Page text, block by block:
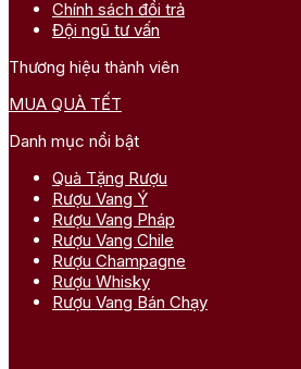
Chính sách đổi trả
Đội ngũ tư vấn
Thương hiệu thành viên
MUA QUÀ TẾT
Danh mục nổi bật
Quà Tặng Rượu
Rượu Vang Ý
Rượu Vang Pháp
Rượu Vang Chile
Rượu Champagne
Rượu Whisky
Rượu Vang Bán Chạy